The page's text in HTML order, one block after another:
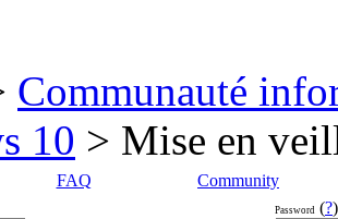
Communauté
10 > Mise en
FAQ Community
Password (?)